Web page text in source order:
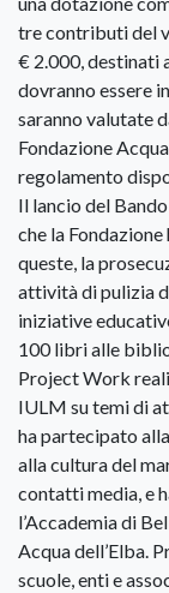
tre contributi del
€ 2.000, destinati
dovranno essere
saranno valutate
Fondazione
regolamento
Il lancio del
che la
queste, la
attività di pulizia
iniziative
100 libri alle
Project Work
IULM su temi di
ha partecipato
alla cultura del
contatti media, e
l’Accademia di
Acqua dell’Elba.
scuole, enti e